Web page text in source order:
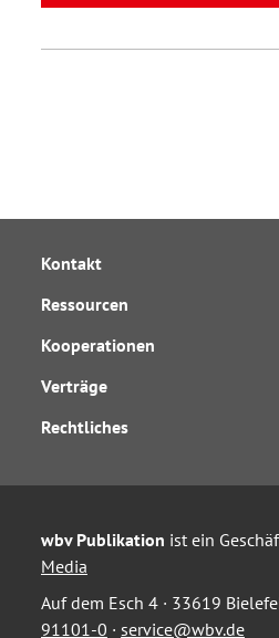
Kontakt
Ressourcen
Kooperationen
Verträge
Rechtliches
wbv Publikation ist ein
Media
Auf dem Esch 4 · 33619
91101-0 · service@wbv.de